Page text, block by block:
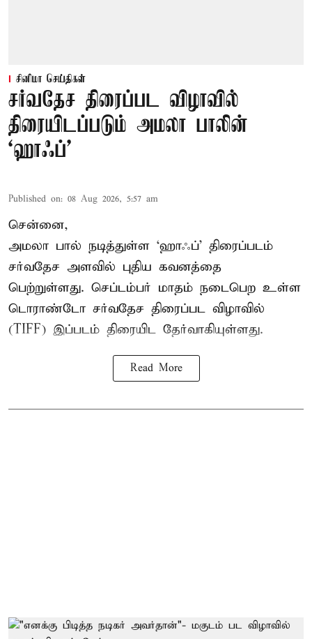
சினிமா செய்திகள்
சர்வதேச திரைப்பட விழாவில்
திரையிடப்படும் அமலா பாலின்
‘ஹாஃப்’
Published on: 08 Aug 2026, 5:57 am
சென்னை,
அமலா பால் நடித்துள்ள ‘ஹாஃப்’ திரைப்படம்
சர்வதேச அளவில் புதிய கவனத்தை
பெற்றுள்ளது. செப்டம்பர் மாதம் நடைபெற உள்ள
டொராண்டோ சர்வதேச திரைப்பட விழாவில்
(TIFF) இப்படம் திரையிட தேர்வாகியுள்ளது.
Read More